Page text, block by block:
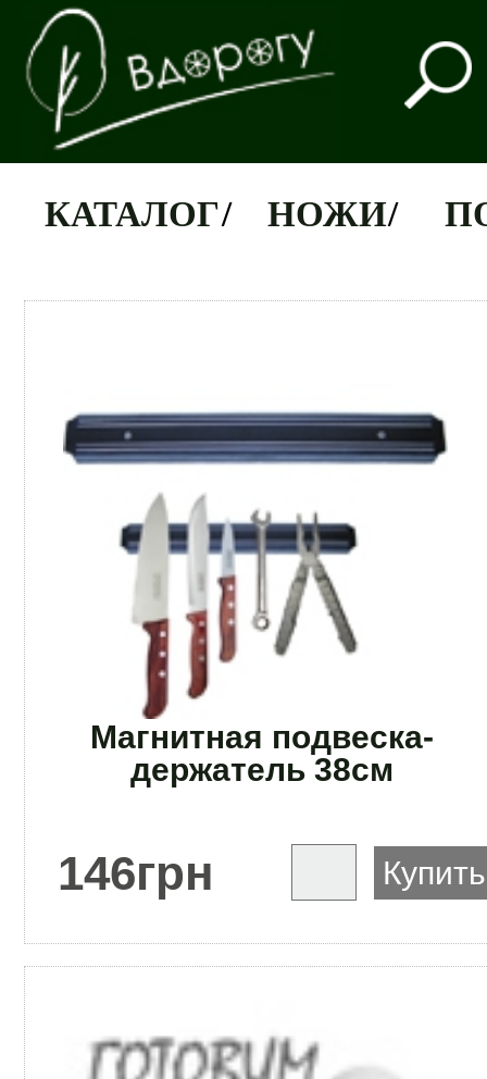
КАТАЛОГ/ НОЖИ/
Магнитная подвеска-
держатель 38см
146грн Купить